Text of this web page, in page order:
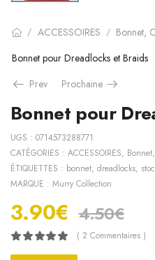
/ ACCESSOIRES / Bonnet,
Bonnet pour Dreadlocks et Braids
Prev
Prochaine
Bonnet pour
UGS : 0714573288771
CATÉGORIES : ACCESSOIRES,
ÉTIQUETTES : bonnet, dreadlocks,
MARQUE : Murry Collection
3.90€ 4.50€
( 2 Commentaires )